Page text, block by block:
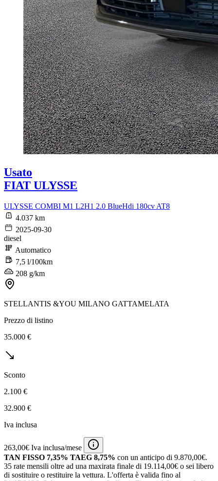
Usato
FIAT ULYSSE
ULYSSE COMBI M1 L2H1 2.0 BlueHdi 180cv AT8
4.037 km
2025-09-30
diesel
Automatico
7,5 l/100km
208 g/km
STELLANTIS &YOU MILANO GATTAMELATA
Prezzo di listino
35.000 €
Sconto
2.100 €
32.900 €
Iva inclusa
263,00€ Iva inclusa/mese
TAN FISSO 7,35% TAEG 8,75% con un anticipo di 9.870,00€.
35 rate mensili oltre ad una maxirata finale di 19.114,00€ o sei libero
di sostituire o restituire la vettura. L'offerta è valida fino al